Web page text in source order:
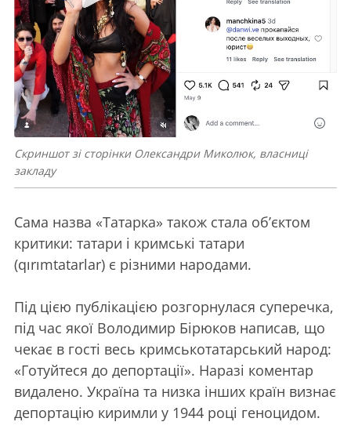
Скриншот зі сторінки Олександри Миколюк, власниці
закладу
Сама назва «Татарка» також стала об’єктом
критики: татари і кримські татари
(qırımtatarlar) є різними народами.
Під цією публікацією розгорнулася суперечка,
під час якої Володимир Бірюков написав, що
чекає в гості весь кримськотатарський народ:
«Готуйтеся до депортації». Наразі коментар
видалено. Україна та низка інших країн визнає
депортацію киримли у 1944 році геноцидом.